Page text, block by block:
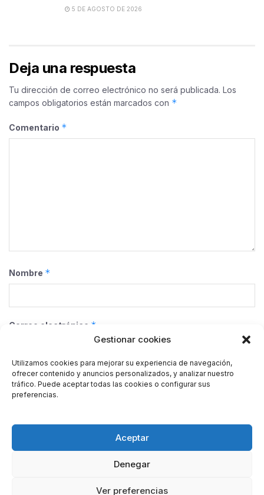
Gestionar cookies
Utilizamos cookies para mejorar su experiencia de navegación,
ofrecer contenido y anuncios personalizados, y analizar nuestro
tráfico. Puede aceptar todas las cookies o configurar sus
preferencias.
Aceptar
Denegar
Ver preferencias
5 DE AGOSTO DE 2026
Deja una respuesta
Tu dirección de correo electrónico no será publicada. Los
campos obligatorios están marcados con *
Comentario *
Nombre *
Correo electrónico *
Web
navegador para la próxima vez que comente.